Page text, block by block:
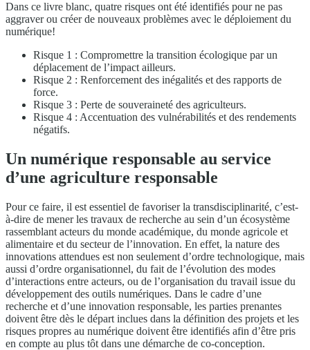
Dans ce livre blanc, quatre risques ont été identifiés pour ne pas
aggraver ou créer de nouveaux problèmes avec le déploiement du
numérique!
Risque 1 : Compromettre la transition écologique par un
déplacement de l’impact ailleurs.
Risque 2 : Renforcement des inégalités et des rapports de
force.
Risque 3 : Perte de souveraineté des agriculteurs.
Risque 4 : Accentuation des vulnérabilités et des rendements
négatifs.
Un numérique responsable au service
d’une agriculture responsable
Pour ce faire, il est essentiel de favoriser la transdisciplinarité, c’est-
à-dire de mener les travaux de recherche au sein d’un écosystème
rassemblant acteurs du monde académique, du monde agricole et
alimentaire et du secteur de l’innovation. En effet, la nature des
innovations attendues est non seulement d’ordre technologique, mais
aussi d’ordre organisationnel, du fait de l’évolution des modes
d’interactions entre acteurs, ou de l’organisation du travail issue du
développement des outils numériques. Dans le cadre d’une
recherche et d’une innovation responsable, les parties prenantes
doivent être dès le départ inclues dans la définition des projets et les
risques propres au numérique doivent être identifiés afin d’être pris
en compte au plus tôt dans une démarche de co-conception.